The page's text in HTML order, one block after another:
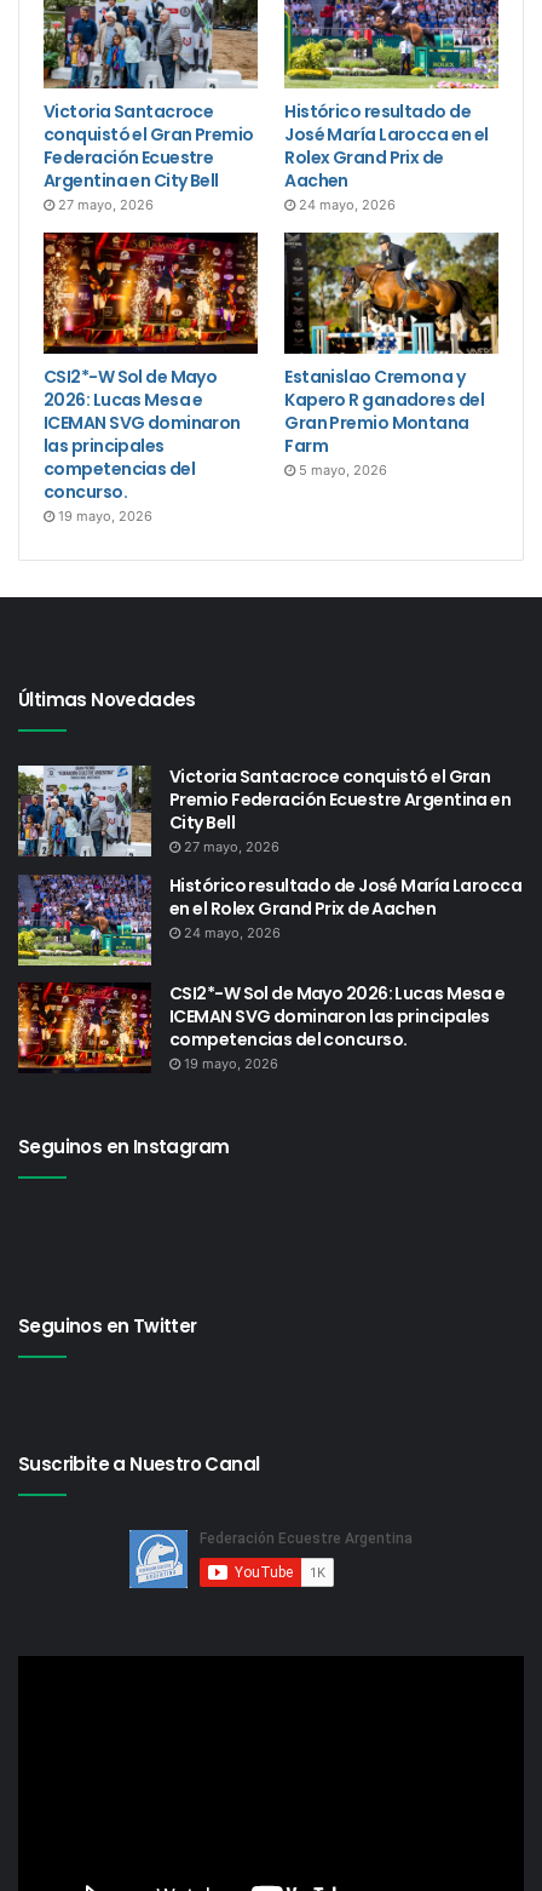
Victoria Santacroce
conquistó el Gran Premio
Federación Ecuestre
Argentina en City Bell
27 mayo, 2026
Histórico resultado de
José María Larocca en el
Rolex Grand Prix de
Aachen
24 mayo, 2026
CSI2*-W Sol de Mayo
2026: Lucas Mesa e
ICEMAN SVG dominaron
las principales
competencias del
concurso.
19 mayo, 2026
Estanislao Cremona y
Kapero R ganadores del
Gran Premio Montana
Farm
5 mayo, 2026
Últimas Novedades
Victoria Santacroce conquistó el Gran
Premio Federación Ecuestre Argentina en
City Bell
27 mayo, 2026
Histórico resultado de José María Larocca
en el Rolex Grand Prix de Aachen
24 mayo, 2026
CSI2*-W Sol de Mayo 2026: Lucas Mesa e
ICEMAN SVG dominaron las principales
competencias del concurso.
19 mayo, 2026
Seguinos en Instagram
Seguinos en Twitter
Suscribite a Nuestro Canal